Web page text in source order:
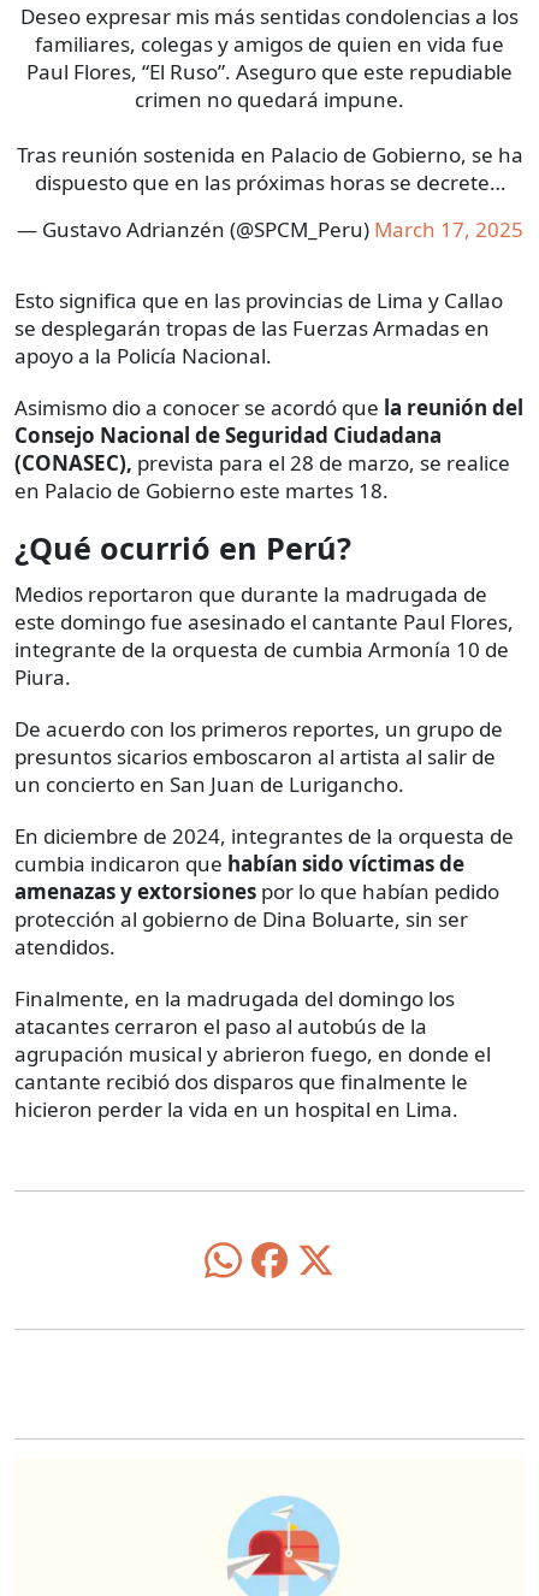
Deseo expresar mis más sentidas condolencias a los
familiares, colegas y amigos de quien en vida fue
Paul Flores, “El Ruso”. Aseguro que este repudiable
crimen no quedará impune.
Tras reunión sostenida en Palacio de Gobierno, se ha
dispuesto que en las próximas horas se decrete…
— Gustavo Adrianzén (@SPCM_Peru) March 17, 2025
Esto significa que en las provincias de Lima y Callao
se desplegarán tropas de las Fuerzas Armadas en
apoyo a la Policía Nacional.
Asimismo dio a conocer se acordó que la reunión del
Consejo Nacional de Seguridad Ciudadana
(CONASEC), prevista para el 28 de marzo, se realice
en Palacio de Gobierno este martes 18.
¿Qué ocurrió en Perú?
Medios reportaron que durante la madrugada de
este domingo fue asesinado el cantante Paul Flores,
integrante de la orquesta de cumbia Armonía 10 de
Piura.
De acuerdo con los primeros reportes, un grupo de
presuntos sicarios emboscaron al artista al salir de
un concierto en San Juan de Lurigancho.
En diciembre de 2024, integrantes de la orquesta de
cumbia indicaron que habían sido víctimas de
amenazas y extorsiones por lo que habían pedido
protección al gobierno de Dina Boluarte, sin ser
atendidos.
Finalmente, en la madrugada del domingo los
atacantes cerraron el paso al autobús de la
agrupación musical y abrieron fuego, en donde el
cantante recibió dos disparos que finalmente le
hicieron perder la vida en un hospital en Lima.